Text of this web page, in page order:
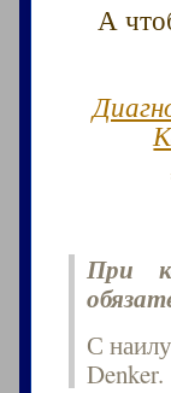
А
При
С
Denker.